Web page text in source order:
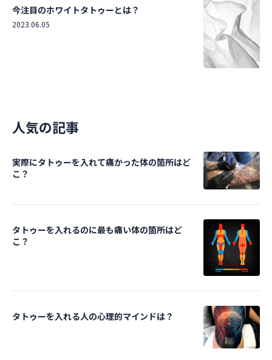
今注目のホワイトタトゥーとは？
2023.06.05
人気の記事
実際にタトゥーを入れて痛かった体の箇所はど
こ？
タトゥーを入れるのに最も痛い体の箇所はど
こ？
タトゥーを入れる人の心理的マインドは？